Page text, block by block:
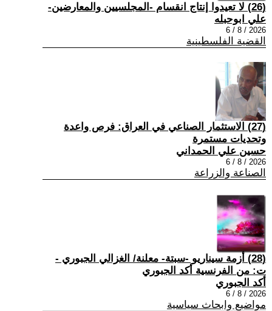
(26) لا تعيدوا إنتاج انقسام -المجلسيين والمعارضين-
علي ابوحبله
2026 / 8 / 6
القضية الفلسطينية
(27) الاستثمار الصناعي في العراق: فرص واعدة
وتحديات مستمرة
حسين علي الحمداني
2026 / 8 / 6
الصناعة والزراعة
(28) أزمة سيناريو -سبتة- معلنة/ الغزالي الجبوري -
ت: من الفرنسية أكد الجبوري
أكد الجبوري
2026 / 8 / 6
مواضيع وابحاث سياسية